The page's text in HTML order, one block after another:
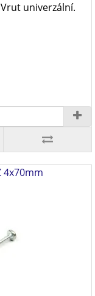
univerzální.
4x70mm